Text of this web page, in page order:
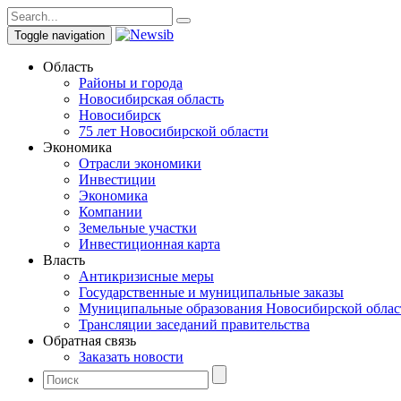
Toggle navigation
Область
Районы и города
Новосибирская область
Новосибирск
75 лет Новосибирской области
Экономика
Отрасли экономики
Инвестиции
Экономика
Компании
Земельные участки
Инвестиционная карта
Власть
Антикризисные меры
Государственные и муниципальные заказы
Муниципальные образования Новосибирской
Трансляции заседаний правительства
Обратная связь
Заказать новости